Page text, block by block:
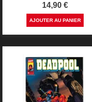
Prix
14,90 €
AJOUTER AU PANIER